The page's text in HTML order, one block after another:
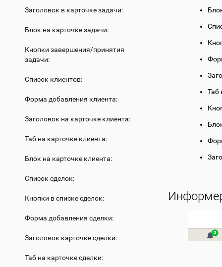
Заголовок в карточке задачи:
Блок на карточке задачи:
Кнопки завершения/принятия
задачи:
Список клиентов:
Форма добавления клиента:
Заголовок на карточке клиента:
Таб на карточке клиента:
Блок на карточке клиента:
Список сделок:
Кнопки в списке сделок:
Форма добавления сделки:
Заголовок карточке сделки:
Таб на карточке сделки:
Таб